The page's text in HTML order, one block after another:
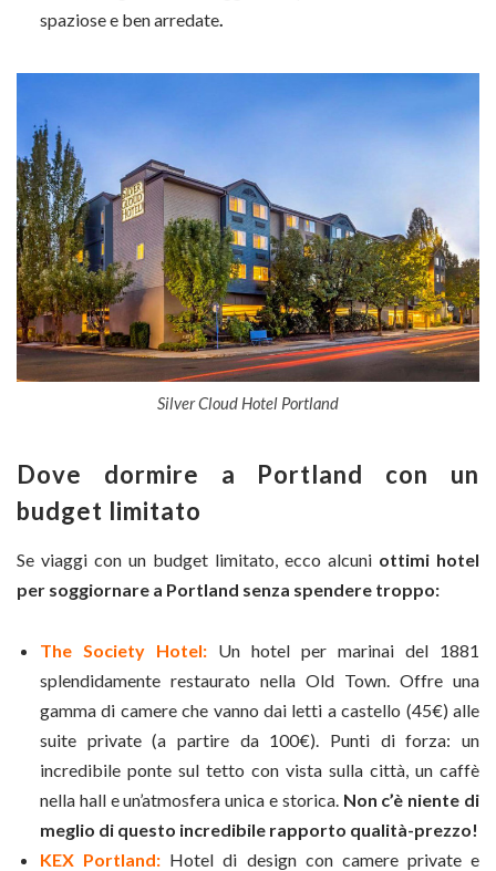
spaziose e ben arredate.
Silver Cloud Hotel Portland
Dove dormire a Portland con un
budget limitato
Se viaggi con un budget limitato, ecco alcuni ottimi hotel
per soggiornare a Portland senza spendere troppo:
The Society Hotel: Un hotel per marinai del 1881
splendidamente restaurato nella Old Town. Offre una
gamma di camere che vanno dai letti a castello (45€) alle
suite private (a partire da 100€). Punti di forza: un
incredibile ponte sul tetto con vista sulla città, un caffè
nella hall e un’atmosfera unica e storica. Non c’è niente di
meglio di questo incredibile rapporto qualità-prezzo!
KEX Portland: Hotel di design con camere private e